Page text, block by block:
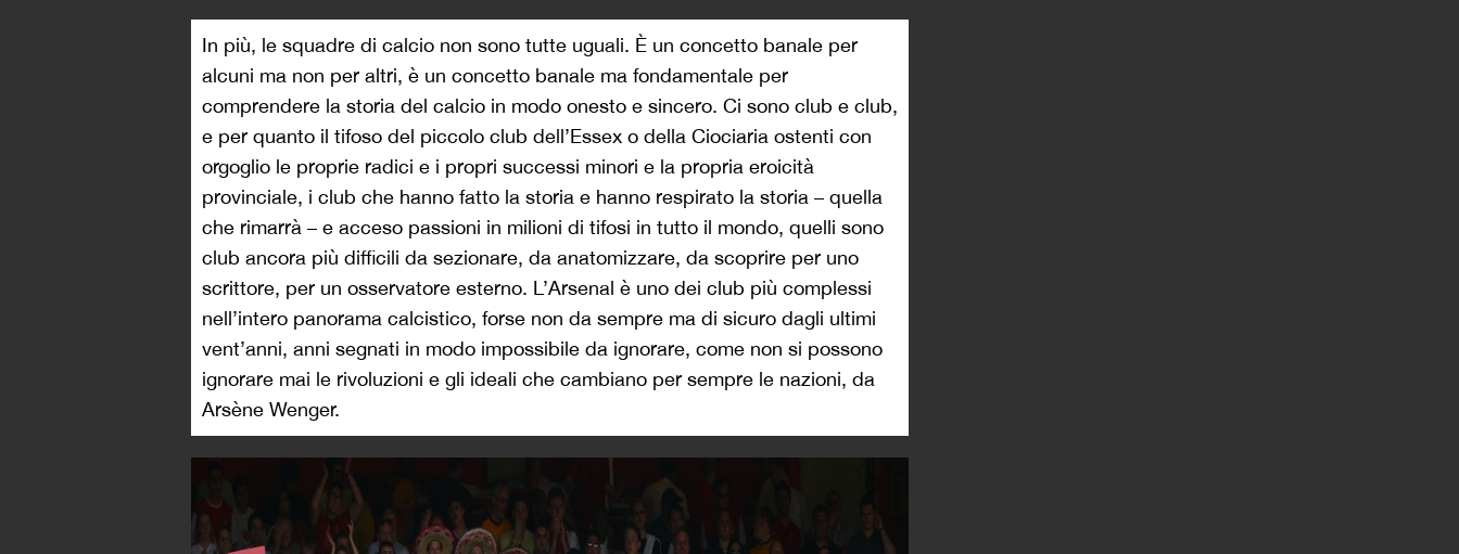
In più, le squadre di calcio non sono tutte uguali. È un concetto banale per
alcuni ma non per altri, è un concetto banale ma fondamentale per
comprendere la storia del calcio in modo onesto e sincero. Ci sono club e club,
e per quanto il tifoso del piccolo club dell’Essex o della Ciociaria ostenti con
orgoglio le proprie radici e i propri successi minori e la propria eroicità
provinciale, i club che hanno fatto la storia e hanno respirato la storia – quella
che rimarrà – e acceso passioni in milioni di tifosi in tutto il mondo, quelli sono
club ancora più difficili da sezionare, da anatomizzare, da scoprire per uno
scrittore, per un osservatore esterno. L’Arsenal è uno dei club più complessi
nell’intero panorama calcistico, forse non da sempre ma di sicuro dagli ultimi
vent’anni, anni segnati in modo impossibile da ignorare, come non si possono
ignorare mai le rivoluzioni e gli ideali che cambiano per sempre le nazioni, da
Arsène Wenger.